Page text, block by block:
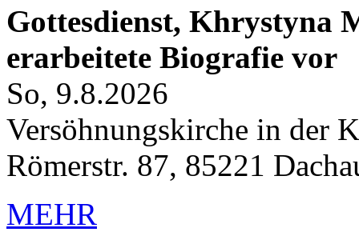
Gottesdienst, Khrystyna
erarbeitete Biografie vor
So, 9.8.2026
Versöhnungskirche in der
Römerstr. 87, 85221
MEHR